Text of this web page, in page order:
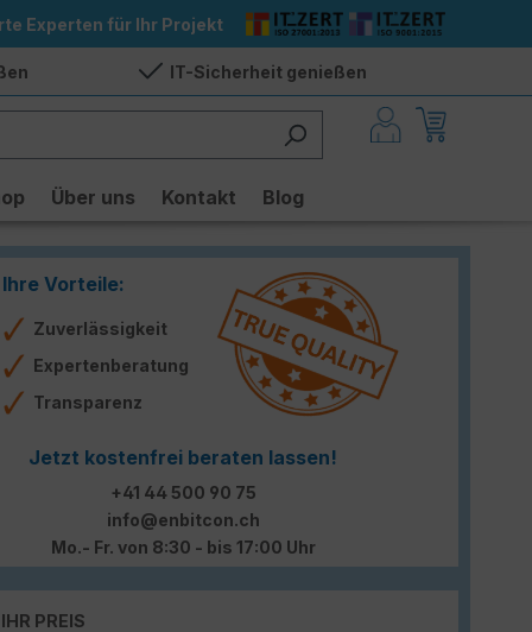
Experten für Ihr Projekt
IT-Sicherheit genießen
Über uns Kontakt Blog
Ihre Vorteile:
Zuverlässigkeit
Expertenberatung
Transparenz
Jetzt kostenfrei beraten lassen!
+41 44 500 90 75
info@enbitcon.ch
Mo.- Fr. von 8:30 - bis 17:00 Uhr
IHR PREIS